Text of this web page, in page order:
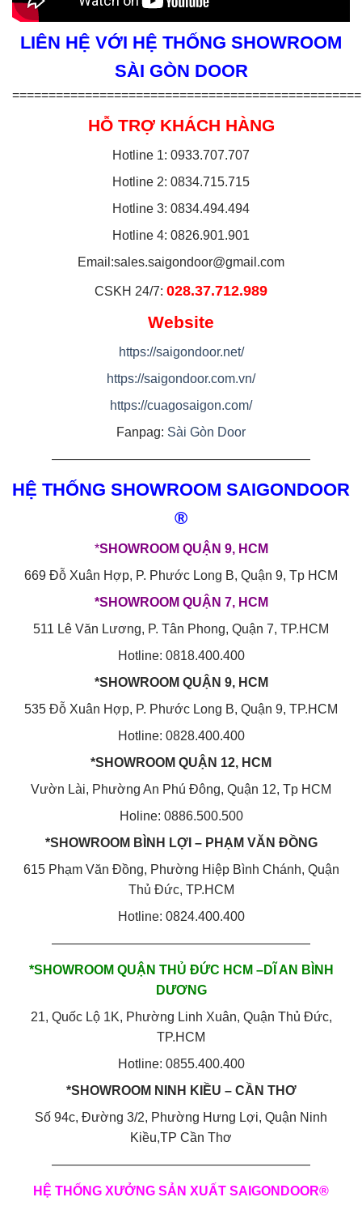
LIÊN HỆ VỚI HỆ THỐNG SHOWROOM
SÀI GÒN DOOR
================================================
HỖ TRỢ KHÁCH HÀNG
Hotline 1: 0933.707.707
Hotline 2: 0834.715.715
Hotline 3: 0834.494.494
Hotline 4: 0826.901.901
Email:sales.saigondoor@gmail.com
CSKH 24/7: 028.37.712.989
Website
https://saigondoor.net/
https://saigondoor.com.vn/
https://cuagosaigon.com/
Fanpag: Sài Gòn Door
————————————————————
HỆ THỐNG SHOWROOM SAIGONDOOR
®
*SHOWROOM QUẬN 9, HCM
669 Đỗ Xuân Hợp, P. Phước Long B, Quận 9, Tp HCM
*SHOWROOM QUẬN 7, HCM
511 Lê Văn Lương, P. Tân Phong, Quận 7, TP.HCM
Hotline: 0818.400.400
*SHOWROOM QUẬN 9, HCM
535 Đỗ Xuân Hợp, P. Phước Long B, Quận 9, TP.HCM
Hotline: 0828.400.400
*SHOWROOM QUẬN 12, HCM
Vườn Lài, Phường An Phú Đông, Quận 12, Tp HCM
Holine: 0886.500.500
*SHOWROOM BÌNH LỢI – PHẠM VĂN ĐỒNG
615 Phạm Văn Đồng, Phường Hiệp Bình Chánh, Quận
Thủ Đức, TP.HCM
Hotline: 0824.400.400
————————————————————
*SHOWROOM QUẬN THỦ ĐỨC HCM –DĨ AN BÌNH
DƯƠNG
21, Quốc Lộ 1K, Phường Linh Xuân, Quận Thủ Đức,
TP.HCM
Hotline: 0855.400.400
*SHOWROOM NINH KIỀU – CẦN THƠ
Số 94c, Đường 3/2, Phường Hưng Lợi, Quận Ninh
Kiều,TP Cần Thơ
————————————————————
HỆ THỐNG XƯỞNG SẢN XUẤT SAIGONDOOR®